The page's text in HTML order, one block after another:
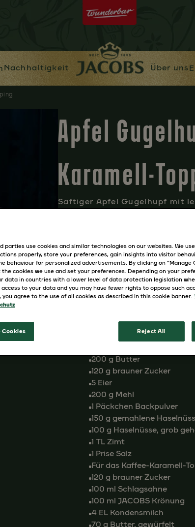
Nachhaltigkeit Über uns
Apfel
Karamell-
Saftiger Apfel Gugelhupf mit
Zutaten
Zutaten für den Apfel-
200 ml Sahne
3 säuerliche Äpfel,
200 g Butter
120 g brauner Zucker
5 Eier
200 g Mehl
1 Päckchen Backpulver
150 g gemahlene
100 g Haselnüsse, grob
1 TL Zimt
1 Prise Salz
Für das Kaffee-Karamell-
120 g brauner Zucker
100 ml Schlagsahne
100 ml JACOBS Krönung
4 EL Kondensmilch
70 g Butter, gewürfelt
parties use cookies and similar technologies on our websites. We
properly, store your preferences, gain insights into visitor
behaviour for personalized advertisements. By clicking on “Manage
cookies we use and set your preferences. Depending on your
data in countries with a lower level of data protection legislation
to your data and you may have fewer rights to oppose such
you agree to the use of all cookies as described in this cookie banner.
Cookies Reject All